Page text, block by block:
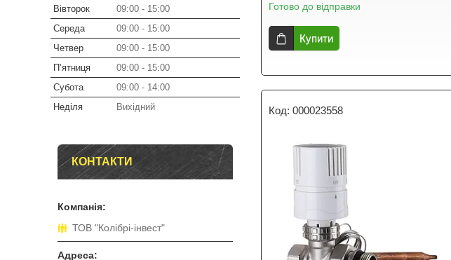
Готово до відправки
Купити
000023558
Вівторок
09:00
15:00
Середа
09:00
15:00
Четвер
09:00
15:00
Пʼятниця
09:00
15:00
Субота
09:00
14:00
Неділя
Вихідний
КОНТАКТИ
ТОВ "Колібрі-інвест"